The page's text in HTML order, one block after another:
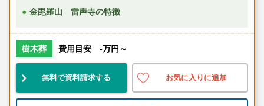
金毘羅山 雷声寺の特徴
樹木葬 費用目安 -万円～
無料で資料請求する お気に入りに追加